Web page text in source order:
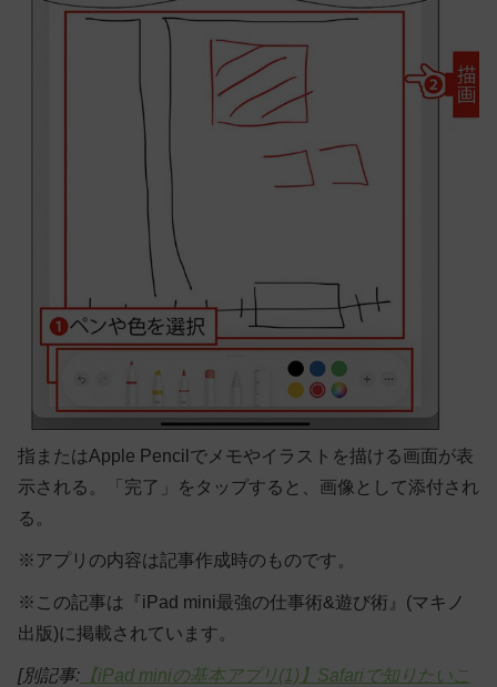
指またはApple Pencilでメモやイラストを描ける画面が表
示される。「完了」をタップすると、画像として添付され
る。
※アプリの内容は記事作成時のものです。
※この記事は『iPad mini最強の仕事術&遊び術』(マキノ
出版)に掲載されています。
[別記事: 【iPad miniの基本アプリ(1)】Safariで知りたいこ